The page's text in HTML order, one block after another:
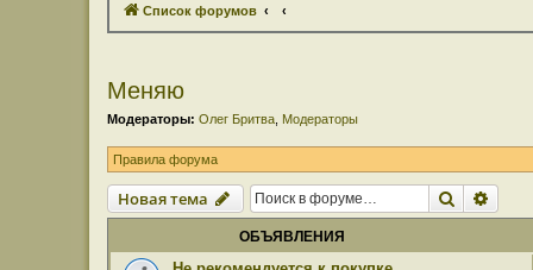
Список форумов
Меняю
Модераторы: Олег Бритва Модераторы
Правила форума
Новая тема Поиск
ОБЪЯВЛЕНИЯ